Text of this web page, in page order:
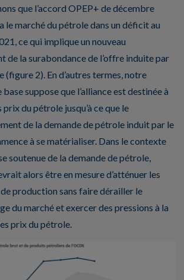
que l’accord OPEP+ de décembre
le marché du pétrole dans un déficit au
ce qui implique un nouveau
de la surabondance de l’offre induite par
(figure 2). En d’autres termes, notre
suppose que l’alliance est destinée à
du pétrole jusqu’à ce que le
de la demande de pétrole induit par le
à se matérialiser. Dans le contexte
soutenue de la demande de pétrole,
alors être en mesure d’atténuer les
production sans faire dérailler le
du marché et exercer des pressions à la
prix du pétrole.